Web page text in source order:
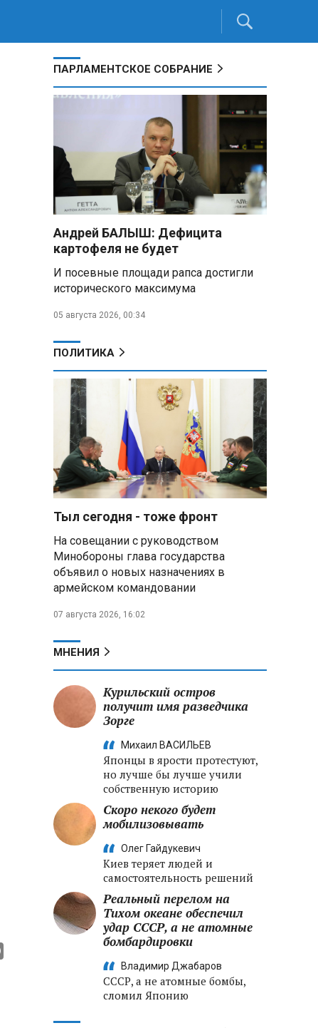
ПАРЛАМЕНТСКОЕ СОБРАНИЕ
Андрей БАЛЫШ: Дефицита
картофеля не будет
И посевные площади рапса достигли
исторического максимума
05 августа 2026, 00:34
ПОЛИТИКА
Тыл сегодня - тоже фронт
На совещании с руководством
Минобороны глава государства
объявил о новых назначениях в
армейском командовании
07 августа 2026, 16:02
МНЕНИЯ
Курильский остров
получит имя разведчика
Зорге
Михаил ВАСИЛЬЕВ
Японцы в ярости протестуют,
но лучше бы лучше учили
собственную историю
Скоро некого будет
мобилизовывать
Олег Гайдукевич
Киев теряет людей и
самостоятельность решений
Реальный перелом на
Тихом океане обеспечил
удар СССР, а не атомные
бомбардировки
Владимир Джабаров
СССР, а не атомные бомбы,
сломил Японию